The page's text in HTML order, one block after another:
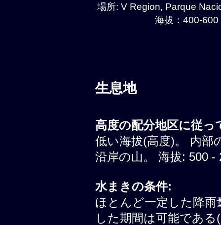
場所: V Region, Parque
海拔：400-
生息地
高度の配分地区に従っ
低い海拔(高度)。 内部
沿岸の山。 海拔: 500 -
水まきの条件:
ほとんど一定した降
した期間は可能であ